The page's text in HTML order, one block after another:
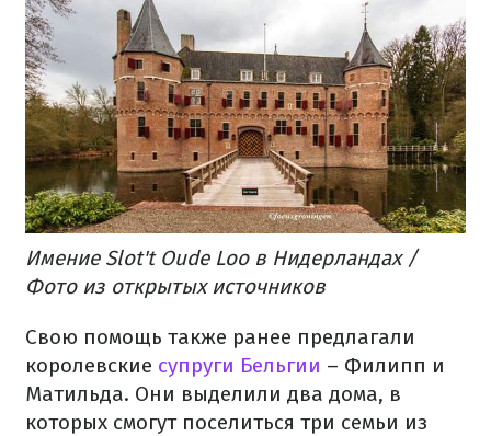
Имение Slot't Oude Loo в Нидерландах /
Фото из открытых источников
Свою помощь также ранее предлагали
королевские супруги Бельгии – Филипп и
Матильда. Они выделили два дома, в
которых смогут поселиться три семьи из